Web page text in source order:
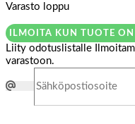
Varasto loppu
ILMOITA KUN TUOTE
Liity odotuslistalle
varastoon.